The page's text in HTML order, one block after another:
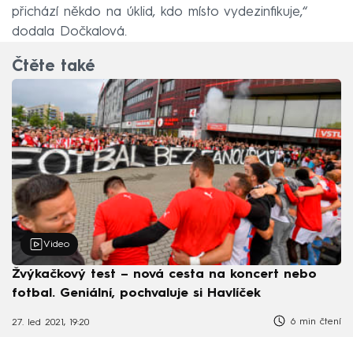
přichází někdo na úklid, kdo místo vydezinfikuje,“
dodala Dočkalová.
Čtěte také
Video
Žvýkačkový test – nová cesta na koncert nebo
fotbal. Geniální, pochvaluje si Havlíček
27. led 2021, 19:20 6 min čtení